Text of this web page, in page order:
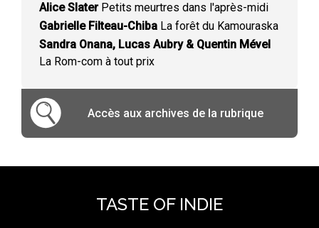
Alice SlaterPetits meurtres dans l'après-midi
Gabrielle Filteau-Chiba La forêt du Kamouraska
Sandra Onana, Lucas Aubry & Quentin Mével
La Rom-com à tout prix
Accès aux archives de la rubrique
TASTE OF INDIE